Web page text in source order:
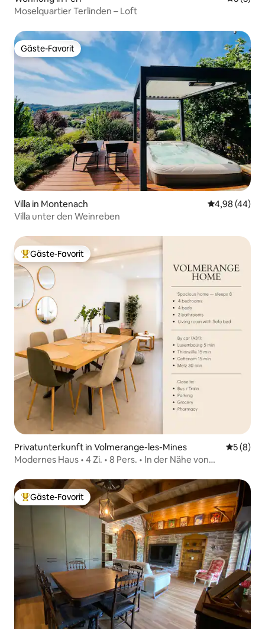
Moselquartier Terlinden – Loft
Gäste-Favorit
Gäste-Favorit
Villa in Montenach
4,98 (44)
Villa unter den Weinreben
Beliebter Gäste-Favorit.
Gäste-Favorit
Privatunterkunft in Volmerange-les-Mines
5 (8)
Modernes Haus • 4 Zi. • 8 Pers. • In der Nähe von
Beliebter Gäste-Favorit.
Gäste-Favorit